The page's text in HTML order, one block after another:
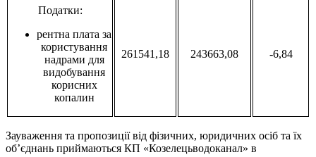
Податки:
рентна плата за
користування
надрами для
видобування
корисних
копалин
261541,18 243663,08 -6,84
Зауваження та пропозиції від фізичних, юридичних осіб та їх
об’єднань приймаються КП «Козелецьводоканал» в